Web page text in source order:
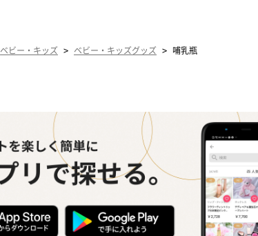
ベビー・キッズ > ベビー・キッズグッズ > 哺乳瓶